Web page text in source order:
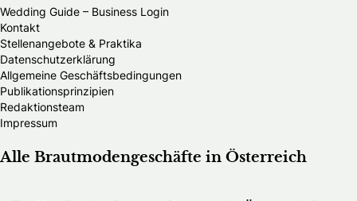
Wedding Guide – Business Login
Kontakt
Stellenangebote & Praktika
Datenschutzerklärung
Allgemeine Geschäftsbedingungen
Publikationsprinzipien
Redaktionsteam
Impressum
Alle Brautmodengeschäfte in Österreich